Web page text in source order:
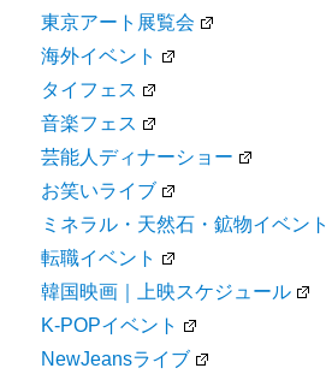
東京アート展覧会
海外イベント
タイフェス
音楽フェス
芸能人ディナーショー
お笑いライブ
ミネラル・天然石・鉱物イベント
転職イベント
韓国映画｜上映スケジュール
K-POPイベント
NewJeansライブ